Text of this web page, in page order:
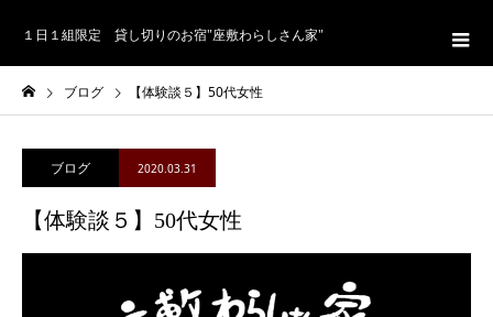
１日１組限定 貸し切りのお宿"座敷わらしさん家"
ブログ 【体験談５】50代女性
ブログ 2020.03.31
【体験談５】50代女性